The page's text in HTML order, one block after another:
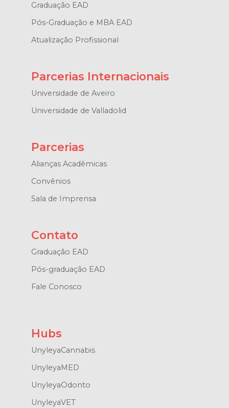
Graduação EAD
Pós-Graduação e MBA EAD
Atualização Profissional
Parcerias Internacionais
Universidade de Aveiro
Universidade de Valladolid
Parcerias
Alianças Acadêmicas
Convênios
Sala de Imprensa
Contato
Graduação EAD
Pós-graduação EAD
Fale Conosco
Hubs
UnyleyaCannabis
UnyleyaMED
UnyleyaOdonto
UnyleyaVET